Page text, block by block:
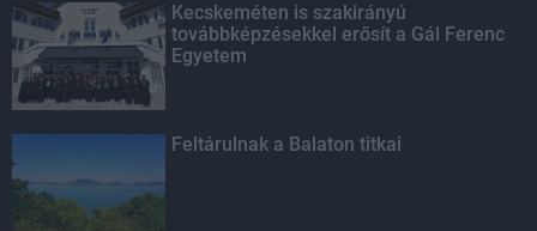
Kecskeméten is szakirányú
továbbképzésekkel erősít a Gál Ferenc
Egyetem
Feltárulnak a Balaton titkai